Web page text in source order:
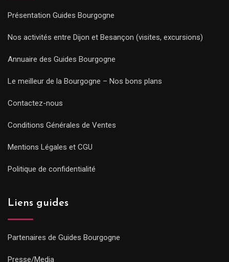
Présentation Guides Bourgogne
Nos activités entre Dijon et Besançon (visites, excursions)
Annuaire des Guides Bourgogne
Le meilleur de la Bourgogne – Nos bons plans
Contactez-nous
Conditions Générales de Ventes
Mentions Légales et CGU
Politique de confidentialité
Liens guides
Partenaires de Guides Bourgogne
Presse/Media